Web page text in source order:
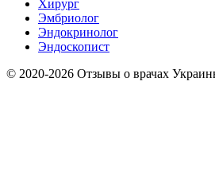
Хирург
Эмбриолог
Эндокринолог
Эндоскопист
© 2020-2026 Отзывы о врачах